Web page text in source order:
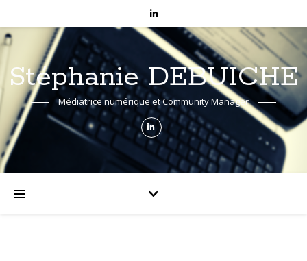
Stéphanie DEBUICHE
Médiatrice numérique et Community Manager